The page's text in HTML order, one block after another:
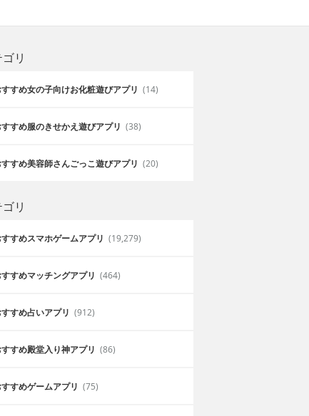
リ
すすめ女の子向けお化粧遊びアプリ (14)
すすめ服のきせかえ遊びアプリ (38)
すすめ美容師さんごっこ遊びアプリ (20)
リ
すすめスマホゲームアプリ (19,279)
すすめマッチングアプリ (464)
すめ占いアプリ (912)
すすめ殿堂入り神アプリ (86)
すすめゲームアプリ (75)